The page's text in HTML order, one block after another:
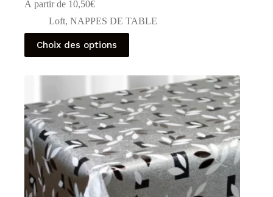
À partir de 10,50€
Loft, NAPPES DE TABLE
Choix des options
Ce
produit
a
options
peuvent
être
choisies
sur
la
page
du
produit